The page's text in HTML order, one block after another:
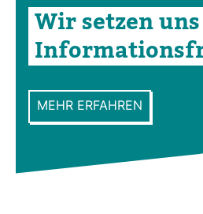
Wir setzen
MEHR ERFAHREN